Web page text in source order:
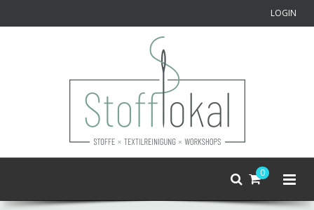
LOGIN
0